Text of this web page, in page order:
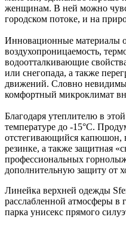
женщинам. В ней можно
городском потоке, и на
Инновационные материалы
воздухопроницаемость,
водоотталкивающие
или снегопада, а также
движений. Словно
комфортный микроклимат
Благодаря утеплителю в
температуре до -15°C.
отстегивающийся капюшон,
резинке, а также защитная
профессиональных
дополнительную защиту от
Линейка верхней одежды
расслабленной атмосферы в
парка унисекс прямого